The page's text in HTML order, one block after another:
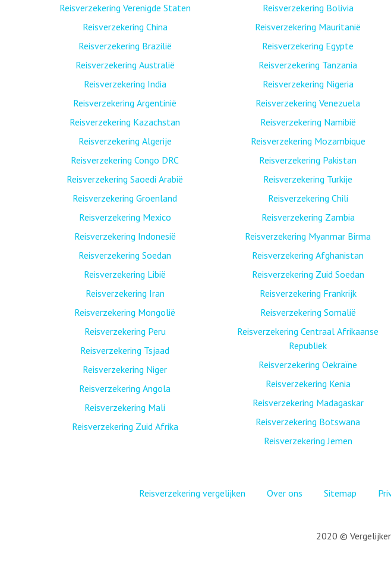
Reisverzekering Verenigde Staten
Reisverzekering China
Reisverzekering Brazilië
Reisverzekering Australië
Reisverzekering India
Reisverzekering Argentinië
Reisverzekering Kazachstan
Reisverzekering Algerije
Reisverzekering Congo DRC
Reisverzekering Saoedi Arabië
Reisverzekering Groenland
Reisverzekering Mexico
Reisverzekering Indonesië
Reisverzekering Soedan
Reisverzekering Libië
Reisverzekering Iran
Reisverzekering Mongolië
Reisverzekering Peru
Reisverzekering Tsjaad
Reisverzekering Niger
Reisverzekering Angola
Reisverzekering Mali
Reisverzekering Zuid Afrika
Reisverzekering Bolivia
Reisverzekering Mauritanië
Reisverzekering Egypte
Reisverzekering Tanzania
Reisverzekering Nigeria
Reisverzekering Venezuela
Reisverzekering Namibië
Reisverzekering Mozambique
Reisverzekering Pakistan
Reisverzekering Turkije
Reisverzekering Chili
Reisverzekering Zambia
Reisverzekering Myanmar Birma
Reisverzekering Afghanistan
Reisverzekering Zuid Soedan
Reisverzekering Frankrijk
Reisverzekering Somalië
Reisverzekering Centraal Afrikaanse
Republiek
Reisverzekering Oekraïne
Reisverzekering Kenia
Reisverzekering Madagaskar
Reisverzekering Botswana
Reisverzekering Jemen
Reisverzekering vergelijken Over ons Sitemap
2020 ©